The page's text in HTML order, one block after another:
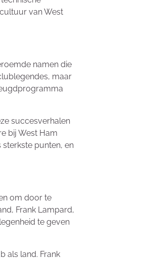
van West
namen die
maar
succesverhalen
bij West Ham
sterkste punten, en
om door te
Frank Lampard,
te geven
als land. Frank